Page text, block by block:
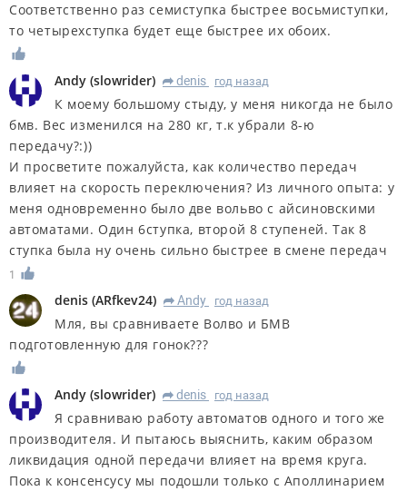
Соответственно раз семиступка быстрее восьмиступки,
то четырехступка будет еще быстрее их обоих.
Andy (slowrider) R denis год назад
К моему большому стыду, у меня никогда не было
бмв. Вес изменился на 280 кг, т.к убрали 8-ю
передачу?:))
И просветите пожалуйста, как количество передач
влияет на скорость переключения? Из личного опыта: у
меня одновременно было две вольво с айсиновскими
автоматами. Один 6ступка, второй 8 ступеней. Так 8
ступка была ну очень сильно быстрее в смене передач
1
denis (ARfkev24) R Andy год назад
Мля, вы сравниваете Волво и БМВ
подготовленную для гонок???
Andy (slowrider) R denis год назад
Я сравниваю работу автоматов одного и того же
производителя. И пытаюсь выяснить, каким образом
ликвидация одной передачи влияет на время круга.
Пока к консенсусу мы подошли только с Аполлинарием